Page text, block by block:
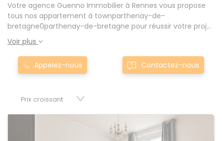
Votre agence Guenno Immobilier à Rennes vous propose
tous nos appartement à townparthenay-de-
bretagne0parthenay-de-bretagne pour réussir votre projet
immobilier d' achat. Consultez l'ensemble de nos offres à
Rennes mais également aux alentours : Le Rheu, Pacé,
Montgermont... Nos appartement T3 à townparthenay-de-
bretagne0parthenay-de-bretagne sont proposés au
votre disposition parkings, cessions de baux, fonds de
Voir plus
Appelez-nous Contactez-nous